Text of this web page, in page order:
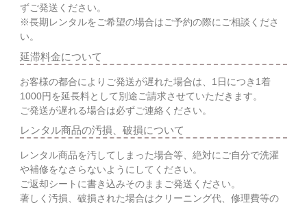
ずご発送ください。
※長期レンタルをご希望の場合はご予約の際にご相談くださ
い。
延滞料金について
お客様の都合によりご発送が遅れた場合は、1日につき1着
1000円を延長料として別途ご請求させていただきます。
ご発送が遅れる場合は必ずご連絡ください。
レンタル商品の汚損、破損について
レンタル商品を汚してしまった場合等、絶対にご自分で洗濯
や補修をなさらないようにしてください。
ご返却シートに書き込みそのままご発送ください。
著しく汚損、破損された場合はクリーニング代、修理費等の